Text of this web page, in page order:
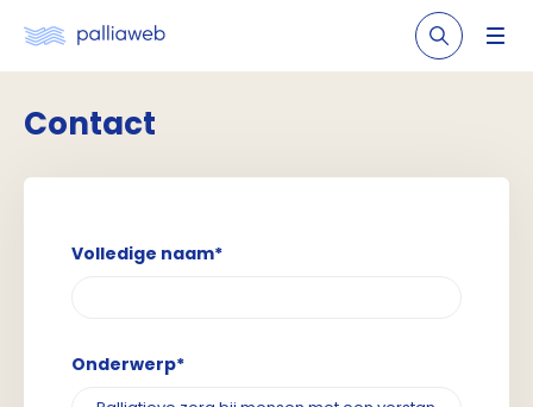
Contact
Volledige naam*
Onderwerp*